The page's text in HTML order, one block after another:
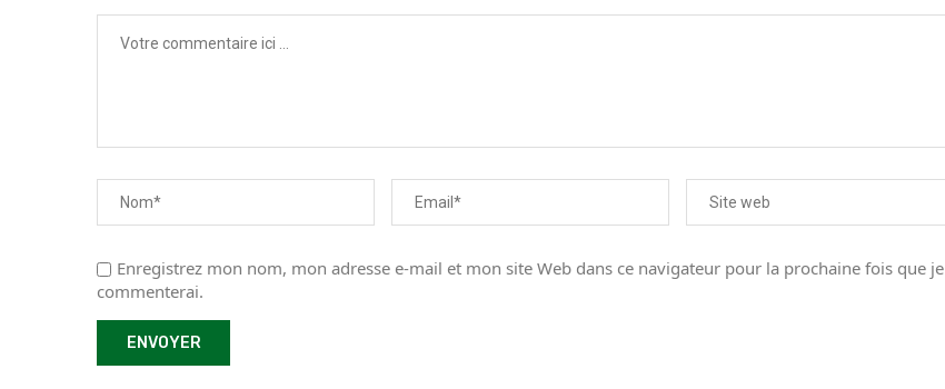
Enregistrez mon nom, mon adresse e-mail et mon site Web dans ce navigateur pour la prochaine fois que je
commenterai.